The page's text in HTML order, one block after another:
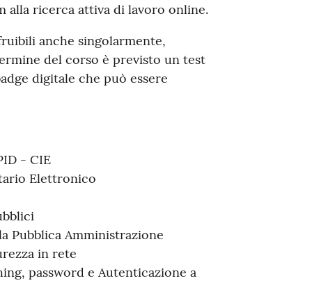
alla ricerca attiva di lavoro online.
anche singolarmente,
del corso è previsto un test
digitale che può essere
- CIE
Elettronico
Pubblica Amministrazione
in rete
password e Autenticazione a